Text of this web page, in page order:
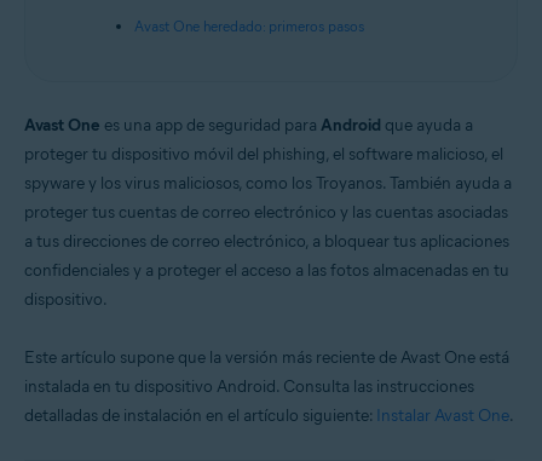
Avast One heredado: primeros pasos
Avast One es una app de seguridad para Android que ayuda a
proteger tu dispositivo móvil del phishing, el software malicioso, el
spyware y los virus maliciosos, como los Troyanos. También ayuda a
proteger tus cuentas de correo electrónico y las cuentas asociadas
a tus direcciones de correo electrónico, a bloquear tus aplicaciones
confidenciales y a proteger el acceso a las fotos almacenadas en tu
dispositivo.
Este artículo supone que la versión más reciente de Avast One está
instalada en tu dispositivo Android. Consulta las instrucciones
detalladas de instalación en el artículo siguiente: Instalar Avast One.